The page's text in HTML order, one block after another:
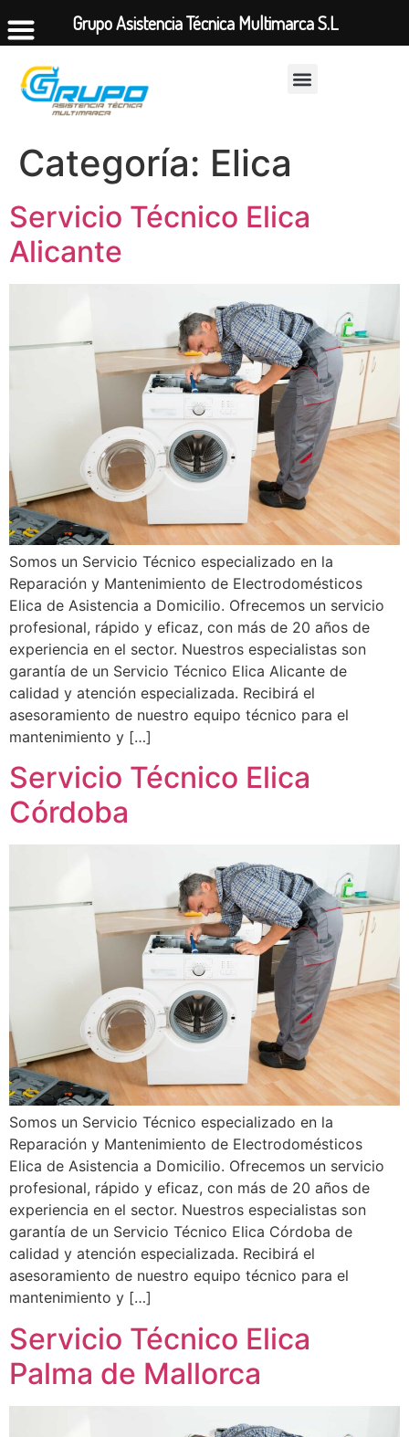
Categoría: Elica
Servicio Técnico Elica
Alicante
Somos un Servicio Técnico especializado en la
Reparación y Mantenimiento de Electrodomésticos
Elica de Asistencia a Domicilio. Ofrecemos un servicio
profesional, rápido y eficaz, con más de 20 años de
experiencia en el sector. Nuestros especialistas son
garantía de un Servicio Técnico Elica Alicante de
calidad y atención especializada. Recibirá el
asesoramiento de nuestro equipo técnico para el
mantenimiento y […]
Servicio Técnico Elica
Córdoba
Somos un Servicio Técnico especializado en la
Reparación y Mantenimiento de Electrodomésticos
Elica de Asistencia a Domicilio. Ofrecemos un servicio
profesional, rápido y eficaz, con más de 20 años de
experiencia en el sector. Nuestros especialistas son
garantía de un Servicio Técnico Elica Córdoba de
calidad y atención especializada. Recibirá el
asesoramiento de nuestro equipo técnico para el
mantenimiento y […]
Servicio Técnico Elica
Palma de Mallorca
Grupo Asistencia Técnica Multimarca S.L